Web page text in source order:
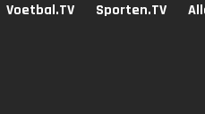
Voetbal.TV Sporten.TV